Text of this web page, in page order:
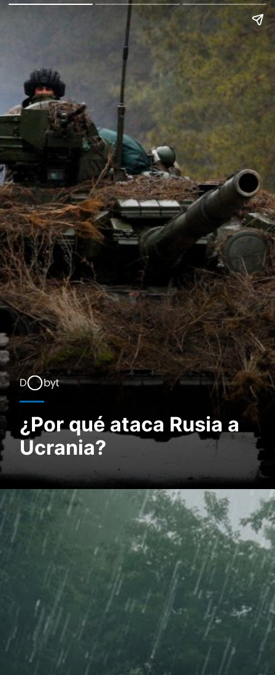
¿Por qué ataca Rusia a
Ucrania?